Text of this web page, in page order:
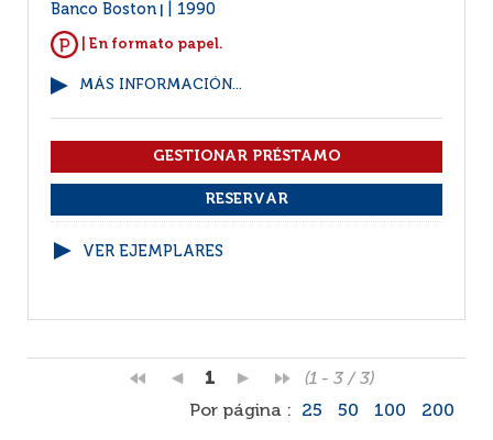
Banco Boston
1990
| En formato papel.
MÁS INFORMACIÓN...
VER EJEMPLARES
1
(1 - 3 / 3)
Por página :
25 50 100 200